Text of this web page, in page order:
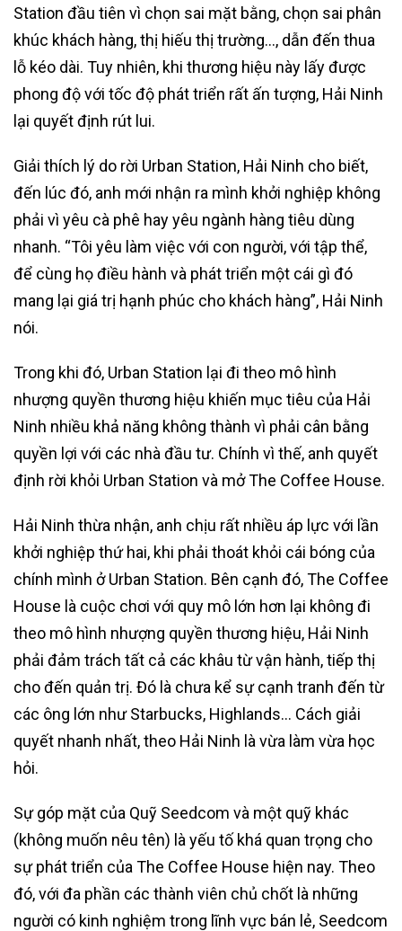
Station đầu tiên vì chọn sai mặt bằng, chọn sai phân
khúc khách hàng, thị hiếu thị trường…, dẫn đến thua
lỗ kéo dài. Tuy nhiên, khi thương hiệu này lấy được
phong độ với tốc độ phát triển rất ấn tượng, Hải Ninh
lại quyết định rút lui.
Giải thích lý do rời Urban Station, Hải Ninh cho biết,
đến lúc đó, anh mới nhận ra mình khởi nghiệp không
phải vì yêu cà phê hay yêu ngành hàng tiêu dùng
nhanh. “Tôi yêu làm việc với con người, với tập thể,
để cùng họ điều hành và phát triển một cái gì đó
mang lại giá trị hạnh phúc cho khách hàng”, Hải Ninh
nói.
Trong khi đó, Urban Station lại đi theo mô hình
nhượng quyền thương hiệu khiến mục tiêu của Hải
Ninh nhiều khả năng không thành vì phải cân bằng
quyền lợi với các nhà đầu tư. Chính vì thế, anh quyết
định rời khỏi Urban Station và mở The Coffee House.
Hải Ninh thừa nhận, anh chịu rất nhiều áp lực với lần
khởi nghiệp thứ hai, khi phải thoát khỏi cái bóng của
chính mình ở Urban Station. Bên cạnh đó, The Coffee
House là cuộc chơi với quy mô lớn hơn lại không đi
theo mô hình nhượng quyền thương hiệu, Hải Ninh
phải đảm trách tất cả các khâu từ vận hành, tiếp thị
cho đến quản trị. Đó là chưa kể sự cạnh tranh đến từ
các ông lớn như Starbucks, Highlands… Cách giải
quyết nhanh nhất, theo Hải Ninh là vừa làm vừa học
hỏi.
Sự góp mặt của Quỹ Seedcom và một quỹ khác
(không muốn nêu tên) là yếu tố khá quan trọng cho
sự phát triển của The Coffee House hiện nay. Theo
đó, với đa phần các thành viên chủ chốt là những
người có kinh nghiệm trong lĩnh vực bán lẻ, Seedcom